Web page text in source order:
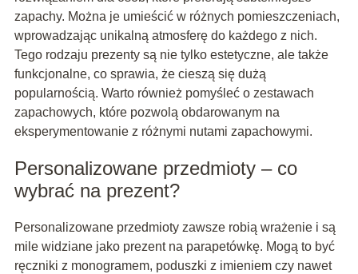
zapachy. Można je umieścić w różnych pomieszczeniach,
wprowadzając unikalną atmosferę do każdego z nich.
Tego rodzaju prezenty są nie tylko estetyczne, ale także
funkcjonalne, co sprawia, że cieszą się dużą
popularnością. Warto również pomyśleć o zestawach
zapachowych, które pozwolą obdarowanym na
eksperymentowanie z różnymi nutami zapachowymi.
Personalizowane przedmioty – co
wybrać na prezent?
Personalizowane przedmioty zawsze robią wrażenie i są
mile widziane jako prezent na parapetówkę. Mogą to być
ręczniki z monogramem, poduszki z imieniem czy nawet